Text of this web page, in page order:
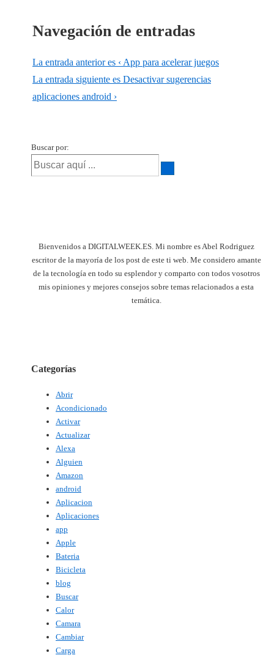
Navegación de entradas
La entrada anterior es ‹ App para acelerar juegos
La entrada siguiente es Desactivar sugerencias
aplicaciones android ›
Buscar por:
Bienvenidos a DIGITALWEEK.ES. Mi nombre es Abel Rodriguez
escritor de la mayoría de los post de este ti web. Me considero amante
de la tecnología en todo su esplendor y comparto con todos vosotros
mis opiniones y mejores consejos sobre temas relacionados a esta
temática.
Categorías
Abrir
Acondicionado
Activar
Actualizar
Alexa
Alguien
Amazon
android
Aplicacion
Aplicaciones
app
Apple
Bateria
Bicicleta
blog
Buscar
Calor
Camara
Cambiar
Carga